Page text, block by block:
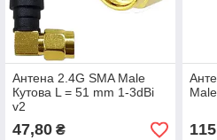
Антена 2.4G SMA Male
Кутова L = 51 mm 1-3dBi
v2
47,80₴